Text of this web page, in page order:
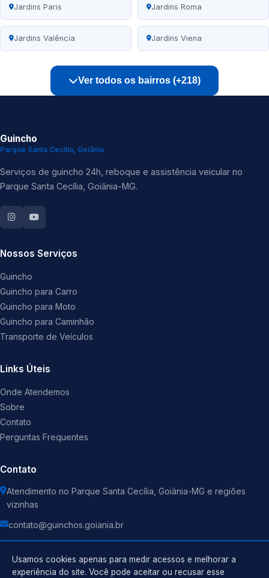
Jardins Paris Jardins Roma
Jardins Valência Jardins Viena
Ver todos os bairros (+218)
Guincho
Parque Santa Cecilia, Goiânia
Serviços de guincho 24h, reboque e assistência veicular no
Parque Santa Cecília, Goiânia-MG.
Nossos Serviços
Guincho
Guincho para Carro
Guincho para Moto
Guincho para Caminhão
Transporte de Veículos
Links Úteis
Onde Atendemos
Sobre
Contato
Perguntas Frequentes
Contato
Atendimento no Parque Santa Cecília, Goiânia-MG e regiões
vizinhas
contato@guinchos.goiania.br
Usamos cookies apenas para medir acessos e melhorar a
experiência do site. Você pode aceitar ou recusar esse